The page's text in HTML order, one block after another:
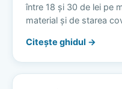
între 18 și 30 de lei pe
material și de starea
Citește ghidul →